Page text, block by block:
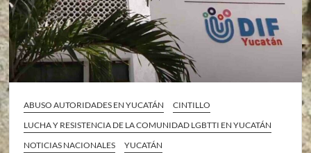
ABUSO AUTORIDADES EN YUCATÁN
CINTILLO
LUCHA Y RESISTENCIA DE LA COMUNIDAD LGBTTI EN YUCATÁN
NOTICIAS NACIONALES
YUCATÁN